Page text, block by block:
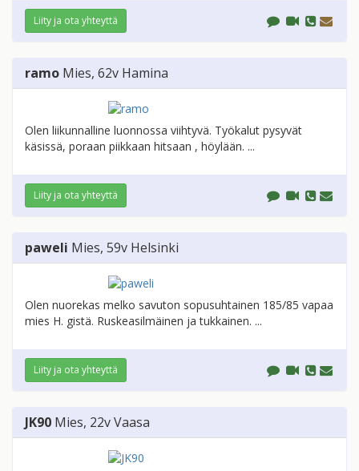
Liity ja ota yhteyttä
ramo Mies, 62v Hamina
Olen liikunnalline luonnossa viihtyvä. Työkalut pysyvät
käsissä, poraan piikkaan hitsaan , höylään. ...
Liity ja ota yhteyttä
paweli Mies, 59v Helsinki
Olen nuorekas melko savuton sopusuhtainen 185/85 vapaa
mies H. gistä. Ruskeasilmäinen ja tukkainen. ...
Liity ja ota yhteyttä
JK90 Mies, 22vVaasa